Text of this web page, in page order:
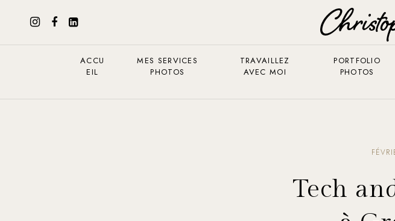
ACCU
EIL
MES SERVICES
PHOTOS
TRAVAILLEZ
AVEC MOI
PORTFOLIO
PHOTOS
Tech